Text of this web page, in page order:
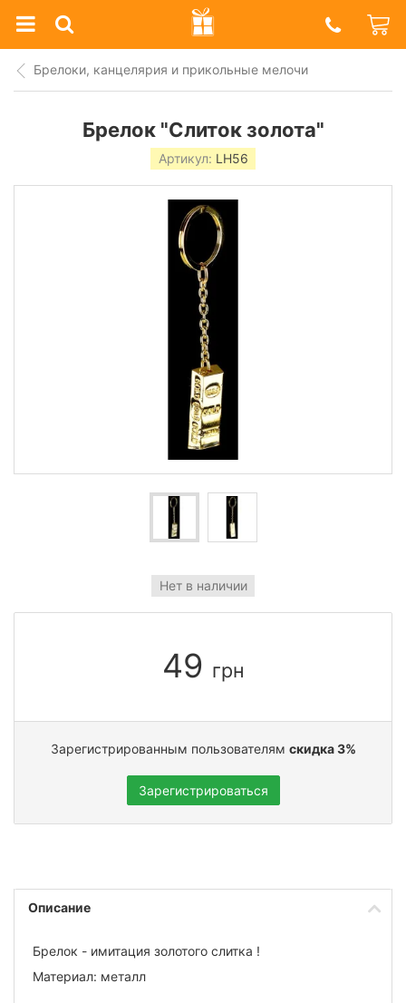
Prazdnik
Shop
Брелоки, канцелярия и прикольные мелочи
Брелок "Слиток золота"
Артикул: LH56
Нет в наличии
49 грн
Зарегистрированным пользователям скидка 3%
Зарегистрироваться
Описание
Брелок - имитация золотого слитка !
Материал: металл